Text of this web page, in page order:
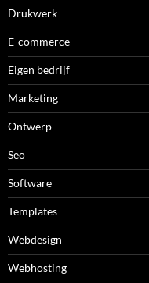
Drukwerk
E-commerce
Eigen bedrijf
Marketing
Ontwerp
Seo
Software
Templates
Webdesign
Webhosting